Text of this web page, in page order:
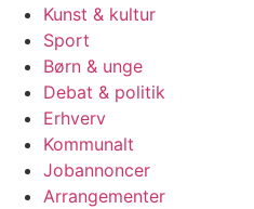
Kunst & kultur
Sport
Børn & unge
Debat & politik
Erhverv
Kommunalt
Jobannoncer
Arrangementer